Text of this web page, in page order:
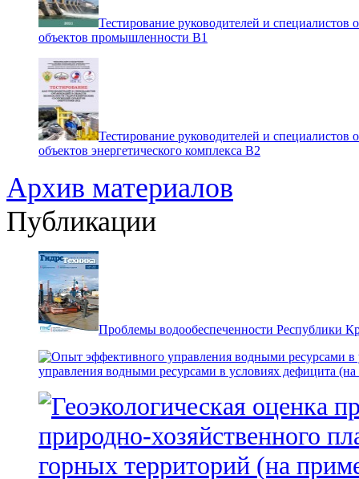
Тестирование руководителей и специалистов
объектов промышленности В1
Тестирование руководителей и специалистов
объектов энергетического комплекса В2
Архив материалов
Публикации
Проблемы водообеспеченности Республики
управления водными ресурсами в условиях дефицита